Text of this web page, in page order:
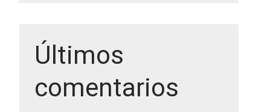
Últimos
comentarios